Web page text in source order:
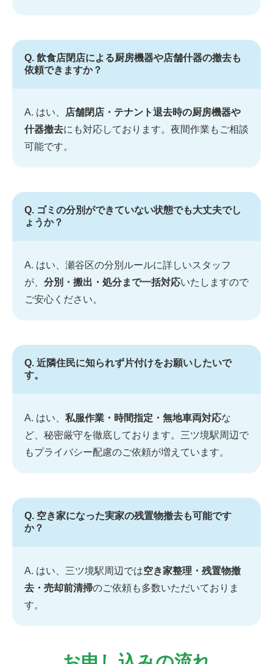
Q. 飲食店閉店による厨房機器や店舗什器の撤去も
依頼できますか？
A. はい、 店舗閉店・テナント退去時の厨房機器や
什器撤去にも対応しております。夜間作業もご相談
可能です。
Q. ゴミの分別ができていない状態でも大丈夫でし
ょうか？
A. はい、瀬谷区の分別ルールに詳しいスタッフ
が、 分別・搬出・処分まで一括対応いたしますので
ご安心ください。
Q. 近隣住民に知られず片付けをお願いしたいで
す。
A. はい、 私服作業・時間指定・無地車両対応な
ど、秘密厳守を徹底しております。三ツ境駅周辺で
もプライバシー配慮のご依頼が増えています。
Q. 空き家になった実家の残置物撤去も可能です
か？
A. はい、三ツ境駅周辺では空き家整理・残置物撤
去・売却前清掃のご依頼も多数いただいておりま
す。